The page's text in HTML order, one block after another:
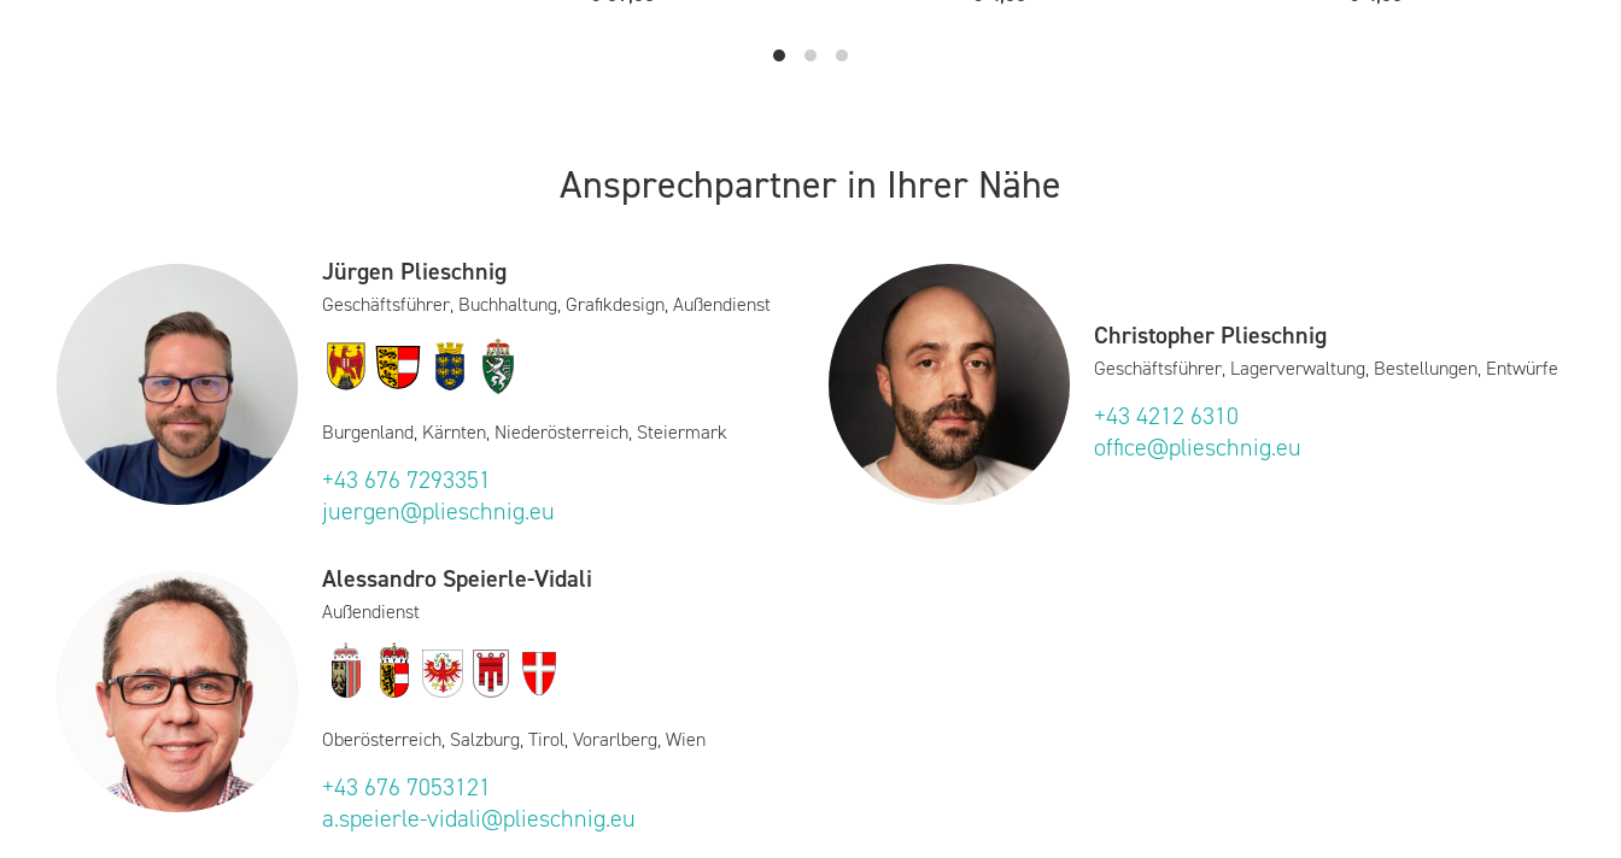
Ansprechpartner in Ihrer Nähe
Jürgen Plieschnig
Geschäftsführer, Buchhaltung, Grafikdesign, Außendienst
Burgenland, Kärnten, Niederösterreich, Steiermark
+43 676 7293351
juergen@plieschnig.eu
Christopher Plieschnig
Geschäftsführer, Lagerverwaltung, Bestellungen, Entwürfe
+43 4212 6310
office@plieschnig.eu
Alessandro Speierle-Vidali
Außendienst
Oberösterreich, Salzburg, Tirol, Vorarlberg, Wien
+43 676 7053121
a.speierle-vidali@plieschnig.eu